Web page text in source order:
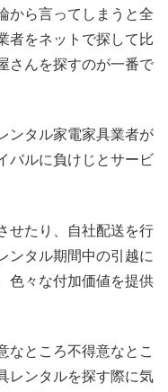
から言ってしまうと全
者をネットで探して比
さんを探すのが一番で
ンタル家電家具業者が
バルに負けじとサービ
せたり、自社配送を行
ンタル期間中の引越に
色々な付加価値を提供
なところ不得意なとこ
レンタルを探す際に気